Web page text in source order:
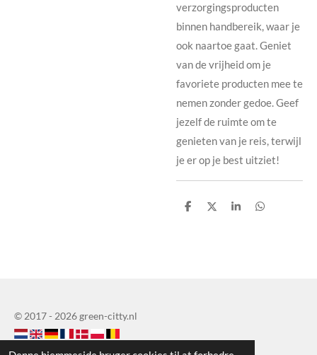
verzorgingsproducten
binnen handbereik, waar je
ook naartoe gaat. Geniet
van de vrijheid om je
favoriete producten mee te
nemen zonder gedoe. Geef
jezelf de ruimte om te
genieten van je reis, terwijl
je er op je best uitziet!
D
D
D
D
© 2017 - 2026 green-citty.nl